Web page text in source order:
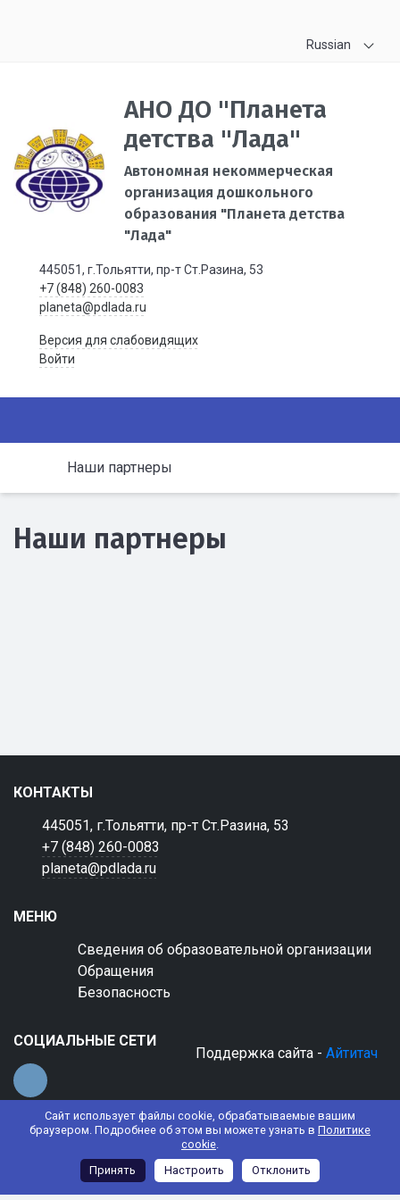
Сайт использует файлы cookie, обрабатываемые вашим
браузером. Подробнее об этом вы можете узнать в Политике
cookie.
Принять
Настроить Отклонить
Russian
АНО ДО "Планета
детства "Лада"
Автономная некоммерческая
организация дошкольного
образования "Планета детства
"Лада"
445051, г.Тольятти, пр-т Ст.Разина, 53
+7 (848) 260-0083
planeta@pdlada.ru
Версия для слабовидящих
Войти
Наши партнеры
Наши партнеры
КОНТАКТЫ
445051, г.Тольятти, пр-т Ст.Разина, 53
+7 (848) 260-0083
planeta@pdlada.ru
МЕНЮ
Сведения об образовательной организации
Обращения
Безопасность
СОЦИАЛЬНЫЕ СЕТИ
Поддержка сайта - Айтитач
© 2022 АНО ДО "Планета детства "Лада"